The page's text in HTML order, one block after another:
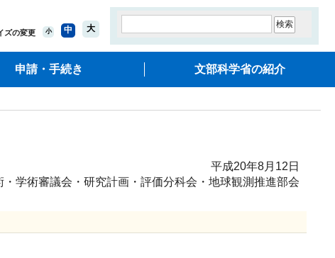
ズの変更 小 中 大
申請・手続き 文部科学省の紹介
平成20年8月12日
・学術審議会・研究計画・評価分科会・地球観測推進部会